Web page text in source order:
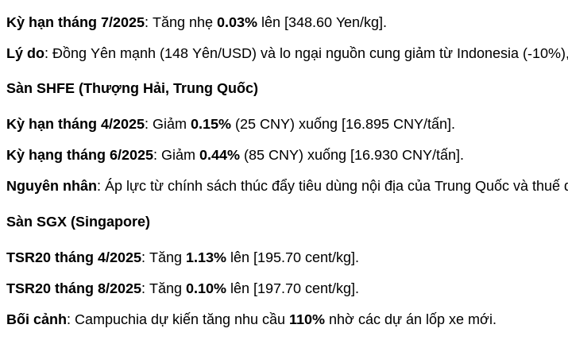
Kỳ hạn tháng 7/2025: Tăng nhẹ 0.03% lên [348.60 Yen/kg].
Lý do: Đồng Yên mạnh (148 Yên/USD) và lo ngại nguồn cung giảm từ Indonesia (-
Sàn SHFE (Thượng Hải, Trung Quốc)
Kỳ hạn tháng 4/2025: Giảm 0.15% (25 CNY) xuống [16.895 CNY/tấn].
Kỳ hạng tháng 6/2025: Giảm 0.44% (85 CNY) xuống [16.930 CNY/tấn].
Nguyên nhân: Áp lực từ chính sách thúc đẩy tiêu dùng nội địa của Trung Quốc và thuế
Sàn SGX (Singapore)
TSR20 tháng 4/2025: Tăng 1.13% lên [195.70 cent/kg].
TSR20 tháng 8/2025: Tăng 0.10% lên [197.70 cent/kg].
Bối cảnh: Campuchia dự kiến tăng nhu cầu 110% nhờ các dự án lốp xe mới.